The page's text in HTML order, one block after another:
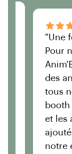
"Une fête
Pour notre
des
tous nos
booth
et les
ajouté une
notre